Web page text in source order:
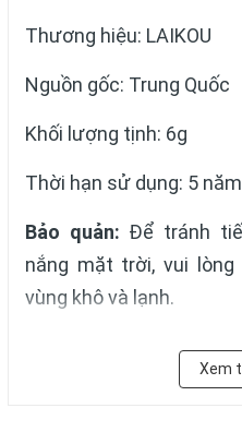
Thương hiệu: LAIKOU
Nguồn gốc: Trung Quốc
Khối lượng tịnh: 6g
Thời hạn sử dụng: 5 năm
Bảo quản: Để tránh
nắng mặt trời, vui
vùng khô và lạnh.
Thành phần chính:
Speciosa, Chiết xuất lá
Xem